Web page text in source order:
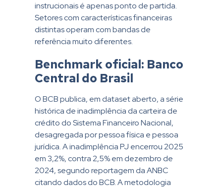
instrucionais é apenas ponto de partida.
Setores com características financeiras
distintas operam com bandas de
referência muito diferentes.
Benchmark oficial: Banco
Central do Brasil
O BCB publica, em dataset aberto, a série
histórica de inadimplência da carteira de
crédito do Sistema Financeiro Nacional,
desagregada por pessoa física e pessoa
jurídica. A inadimplência PJ encerrou 2025
em 3,2%, contra 2,5% em dezembro de
2024, segundo reportagem da ANBC
citando dados do BCB. A metodologia